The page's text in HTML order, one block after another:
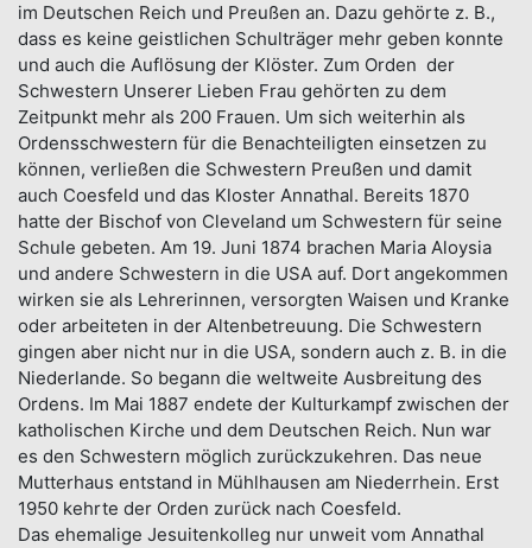
im Deutschen Reich und Preußen an. Dazu gehörte z. B.,
dass es keine geistlichen Schulträger mehr geben konnte
und auch die Auflösung der Klöster. Zum Orden der
Schwestern Unserer Lieben Frau gehörten zu dem
Zeitpunkt mehr als 200 Frauen. Um sich weiterhin als
Ordensschwestern für die Benachteiligten einsetzen zu
können, verließen die Schwestern Preußen und damit
auch Coesfeld und das Kloster Annathal. Bereits 1870
hatte der Bischof von Cleveland um Schwestern für seine
Schule gebeten. Am 19. Juni 1874 brachen Maria Aloysia
und andere Schwestern in die USA auf. Dort angekommen
wirken sie als Lehrerinnen, versorgten Waisen und Kranke
oder arbeiteten in der Altenbetreuung. Die Schwestern
gingen aber nicht nur in die USA, sondern auch z. B. in die
Niederlande. So begann die weltweite Ausbreitung des
Ordens. Im Mai 1887 endete der Kulturkampf zwischen der
katholischen Kirche und dem Deutschen Reich. Nun war
es den Schwestern möglich zurückzukehren. Das neue
Mutterhaus entstand in Mühlhausen am Niederrhein. Erst
1950 kehrte der Orden zurück nach Coesfeld.
Das ehemalige Jesuitenkolleg nur unweit vom Annathal